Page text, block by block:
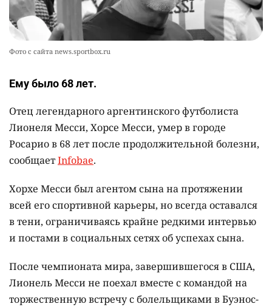
0
Фото с сайта news.sportbox.ru
Ему было 68 лет.
Отец легендарного аргентинского футболиста
Лионеля Месси, Хорсе Месси, умер в городе
Росарио в 68 лет после продолжительной болезни,
сообщаетInfobae.
Хорхе Месси был агентом сына на протяжении
всей его спортивной карьеры, но всегда оставался
в тени, ограничиваясь крайне редкими интервью
и постами в социальных сетях об успехах сына.
После чемпионата мира, завершившегося в США,
Лионель Месси не поехал вместе с командой на
торжественную встречу с болельщиками в Буэнос-